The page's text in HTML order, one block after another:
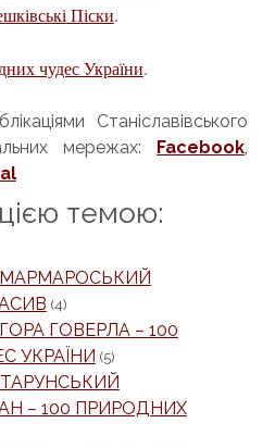
Піски.
чудес України.
Станіславівського
мережах: Facebook
цією темою:
МАРМАРОСЬКИЙ
(4)
ГОВЕРЛА – 100
УКРАЇНИ (5)
– 100 ПРИРОДНИХ